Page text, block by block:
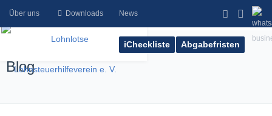
Abgabefristen
iCheckliste
Über uns Downloads News
Blog